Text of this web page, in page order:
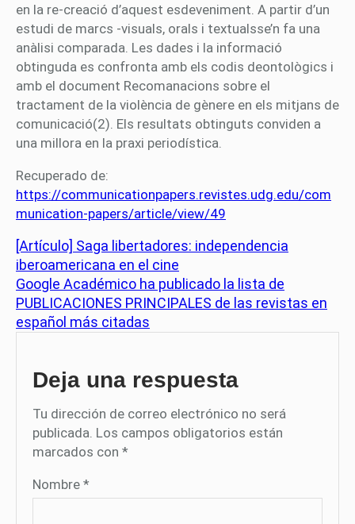
en la re-creació d’aquest esdeveniment. A partir d’un
estudi de marcs -visuals, orals i textualsse’n fa una
anàlisi comparada. Les dades i la informació
obtinguda es confronta amb els codis deontològics i
amb el document Recomanacions sobre el
tractament de la violència de gènere en els mitjans de
comunicació(2). Els resultats obtinguts conviden a
una millora en la praxi periodística.
Recuperado de:
https://communicationpapers.revistes.udg.edu/com
munication-papers/article/view/49
[Artículo] Saga libertadores: independencia
iberoamericana en el cine
Google Académico ha publicado la lista de
PUBLICACIONES PRINCIPALES de las revistas en
español más citadas
Deja una respuesta
Tu dirección de correo electrónico no será
publicada. Los campos obligatorios están
marcados con *
Nombre *